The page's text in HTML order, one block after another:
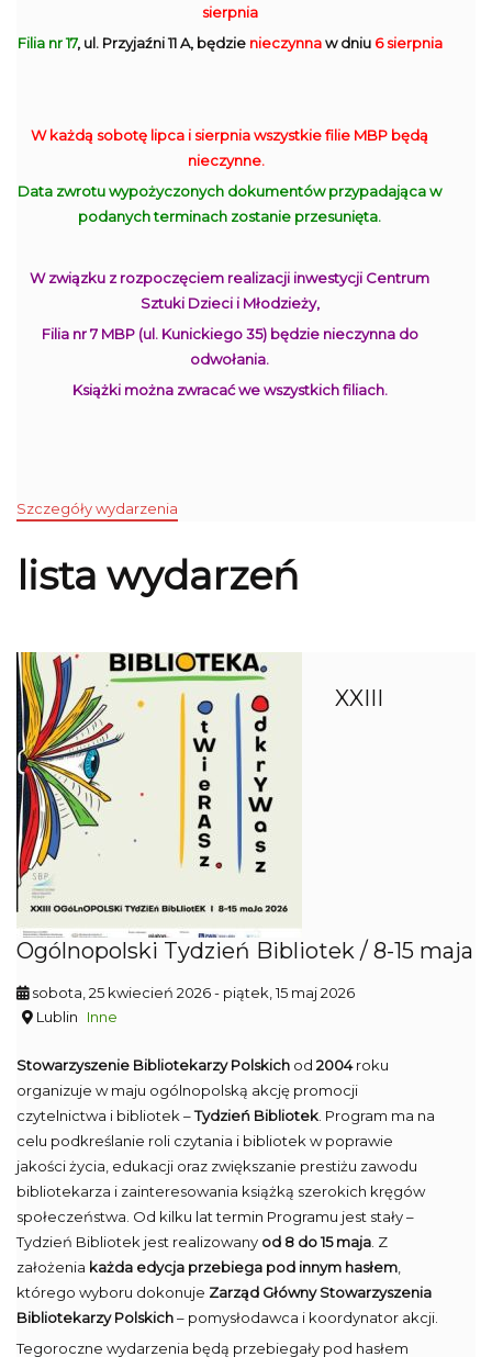
sierpnia
Filia nr 17, ul. Przyjaźni 11 A, będzie nieczynnaw dniu 6 sierpnia
W każdą sobotę lipca i sierpnia wszystkie filie MBP będą
nieczynne.
Data zwrotu wypożyczonych dokumentów przypadająca w
podanych terminach zostanie przesunięta.
W związku z rozpoczęciem realizacji inwestycji Centrum
Sztuki Dzieci i Młodzieży,
Filia nr 7 MBP (ul. Kunickiego 35) będzie nieczynna do
odwołania.
Książki można zwracać we wszystkich filiach.
Szczegóły wydarzenia
lista wydarzeń
XXIII
Ogólnopolski Tydzień Bibliotek / 8-15 maja
sobota, 25 kwiecień 2026- piątek, 15 maj 2026
Lublin
Inne
Stowarzyszenie Bibliotekarzy Polskich od 2004roku
organizuje w maju ogólnopolską akcję promocji
czytelnictwa i bibliotek –Tydzień Bibliotek . Program ma na
celu podkreślanie roli czytania i bibliotek w poprawie
jakości życia, edukacji oraz zwiększanie prestiżu zawodu
bibliotekarza i zainteresowania książką szerokich kręgów
społeczeństwa. Od kilku lat termin Programu jest stały –
Tydzień Bibliotek jest realizowany od 8 do 15 maja . Z
założenia każda edycja przebiega pod innym hasłem
którego wyboru dokonuje Zarząd Główny Stowarzyszenia
Bibliotekarzy Polskich– pomysłodawca i koordynator akcji.
Tegoroczne wydarzenia będą przebiegały pod hasłem